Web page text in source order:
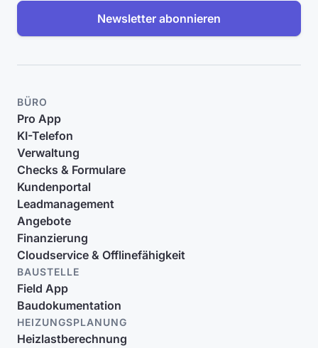
Newsletter abonnieren
BÜRO
Pro App
KI-Telefon
Verwaltung
Checks & Formulare
Kundenportal
Leadmanagement
Angebote
Finanzierung
Cloudservice & Offlinefähigkeit
BAUSTELLE
Field App
Baudokumentation
HEIZUNGSPLANUNG
Heizlastberechnung